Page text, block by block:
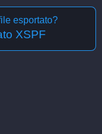
esportato?
XSPF